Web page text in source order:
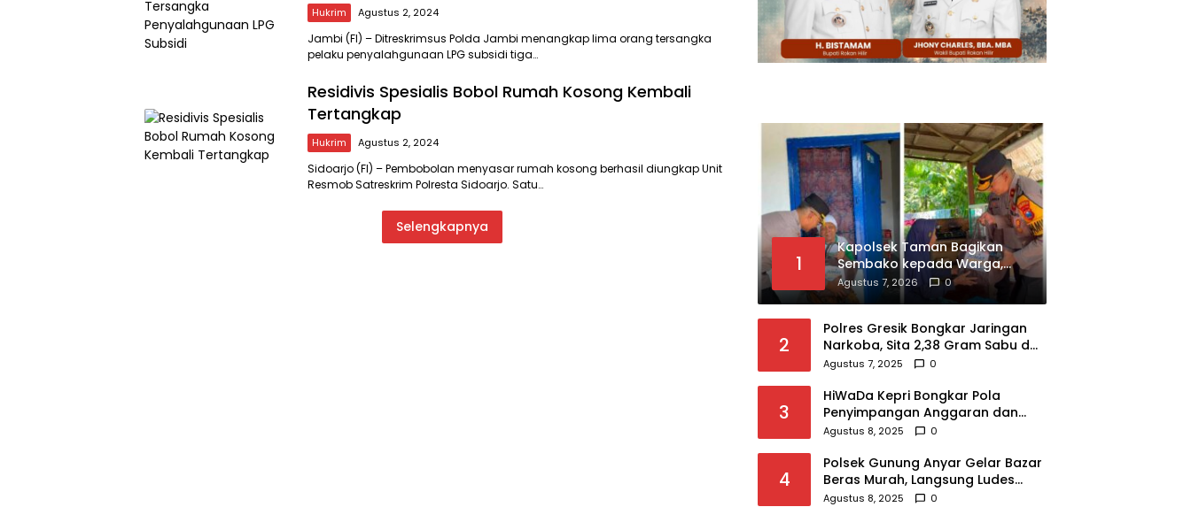
Hukrim Agustus 2, 2024
Jambi (FI) – Ditreskrimsus Polda Jambi menangkap lima orang tersangka
pelaku penyalahgunaan LPG subsidi tiga…
Residivis Spesialis Bobol Rumah Kosong Kembali
Tertangkap
Hukrim Agustus 2, 2024
Sidoarjo (FI) – Pembobolan menyasar rumah kosong berhasil diungkap Unit
Resmob Satreskrim Polresta Sidoarjo. Satu…
Selengkapnya
1
Kapolsek Taman Bagikan
Sembako kepada Warga,
Ajak Anggota Peduli Sosial
Agustus 7, 2026 0
2
Polres Gresik Bongkar Jaringan
Narkoba, Sita 2,38 Gram Sabu dan
2.980 Pil Koplo
Agustus 7, 2025 0
3
HiWaDa Kepri Bongkar Pola
Penyimpangan Anggaran dan
Sampaikan Tuntutan Tegas di
Agustus 8, 2025 0
4
Polsek Gunung Anyar Gelar Bazar
Beras Murah, Langsung Ludes
Diserbu Warga
Agustus 8, 2025 0